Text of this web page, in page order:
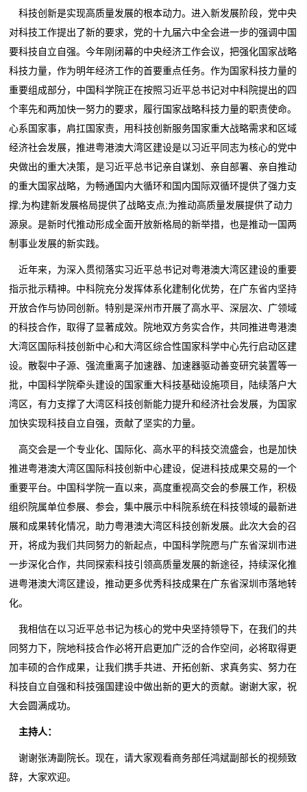
科技创新是实现高质量发展的根本动力。进入新发展阶段，党中央
对科技工作提出了新的要求，党的十九届六中全会进一步的强调中国
要科技自立自强。今年刚闭幕的中央经济工作会议，把强化国家战略
科技力量，作为明年经济工作的首要重点任务。作为国家科技力量的
重要组成部分，中国科学院正在按照习近平总书记对中科院提出的四
个率先和两加快一努力的要求，履行国家战略科技力量的职责使命。
心系国家事，肩扛国家责，用科技创新服务国家重大战略需求和区域
经济社会发展，推进粤港澳大湾区建设是以习近平同志为核心的党中
央做出的重大决策，是习近平总书记亲自谋划、亲自部署、亲自推动
的重大国家战略，为畅通国内大循环和国内国际双循环提供了强力支
撑;为构建新发展格局提供了战略支点;为推动高质量发展提供了动力
源泉。是新时代推动形成全面开放新格局的新举措，也是推动一国两
制事业发展的新实践。
近年来，为深入贯彻落实习近平总书记对粤港澳大湾区建设的重要
指示批示精神。中科院充分发挥体系化建制化优势，在广东省内坚持
开放合作与协同创新。特别是深州市开展了高水平、深层次、广领域
的科技合作，取得了显著成效。院地双方务实合作，共同推进粤港澳
大湾区国际科技创新中心和大湾区综合性国家科学中心先行启动区建
设。散裂中子源、强流重离子加速器、加速器驱动善变研究装置等一
批，中国科学院牵头建设的国家重大科技基础设施项目，陆续落户大
湾区，有力支撑了大湾区科技创新能力提升和经济社会发展，为国家
加快实现科技自立自强，贡献了坚实的力量。
高交会是一个专业化、国际化、高水平的科技交流盛会，也是加快
推进粤港澳大湾区国际科技创新中心建设，促进科技成果交易的一个
重要平台。中国科学院一直以来，高度重视高交会的参展工作，积极
组织院属单位参展、参会，集中展示中科院系统在科技领域的最新进
展和成果转化情况，助力粤港澳大湾区科技创新发展。此次大会的召
开，将成为我们共同努力的新起点，中国科学院愿与广东省深圳市进
一步深化合作，共同探索科技引领高质量发展的新途径，持续深化推
进粤港澳大湾区建设，推动更多优秀科技成果在广东省深圳市落地转
化。
我相信在以习近平总书记为核心的党中央坚持领导下，在我们的共
同努力下，院地科技合作必将开启更加广泛的合作空间，必将取得更
加丰硕的合作成果，让我们携手共进、开拓创新、求真务实、努力在
科技自立自强和科技强国建设中做出新的更大的贡献。谢谢大家，祝
大会圆满成功。
主持人：
谢谢张涛副院长。现在，请大家观看商务部任鸿斌副部长的视频致
辞，大家欢迎。